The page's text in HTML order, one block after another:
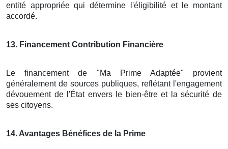
entité appropriée qui détermine l'éligibilité et le montant
accordé.
13. Financement Contribution Financière
Le financement de "Ma Prime Adaptée" provient
généralement de sources publiques, reflétant l'engagement
dévouement de l'État envers le bien-être et la sécurité de
ses citoyens.
14. Avantages Bénéfices de la Prime